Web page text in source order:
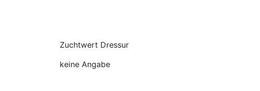
Zuchtwert Dressur
keine Angabe